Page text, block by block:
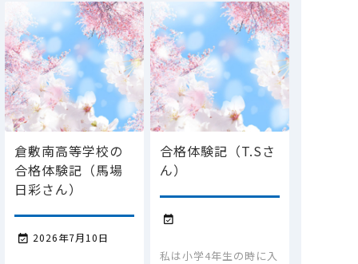
倉敷南高等学校の
合格体験記（馬場
日彩さん）
 2026年7月10日
合格体験記（T.Sさ
ん）

私は小学4年生の時に入